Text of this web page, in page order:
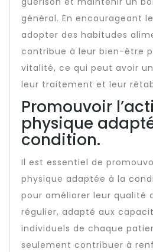
général. En encourageant
adopter des habitudes
contribue à leur bien-être
vitalité, ce qui peut avoir
leur traitement et leur
Promouvoir
physique
condition.
Il est essentiel de
physique adaptée à la
pour améliorer leur qualité
régulier, adapté aux
individuels de chaque
seulement contribuer à